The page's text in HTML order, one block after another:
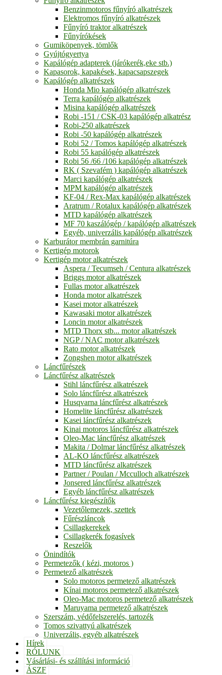
Benzinmotoros fűnyíró alkatrészek
Elektromos fűnyíró alkatrészek
Fűnyíró traktor alkatrészek
Fűnyírókések
Gumiköpenyek, tömlők
Gyújtógyertya
Kapálógép adapterek (járókerék,eke stb.)
Kapasorok, kapakések, kapacsapszegek
Kapálógép alkatrészek
Honda Mio kapálógép alkatrészek
Terra kapálógép alkatrészek
Misina kapálógép alkatrészek
Robi -151 / CSK-03 kapálógép alkatrész
Robi-250 alkatrészek
Robi -50 kapálógép alkatrészek
Robi 52 / Tomos kapálógép alkatrészek
Robi 55 kapálógép alkatrészek
Robi 56 /66 /106 kapálógép alkatrészek
RK ( Szevafém ) kapálógép alkatrészek
Marci kapálógép alkatrészek
MPM kapálógép alkatrészek
KF-04 / Rex-Max kapálógép alkatrészek
Aratrum / Rotalux kapálógép alkatrészek
MTD kapálógép alkatrészek
MF 70 kaszálógép / kapálógép alkatrészek
Egyéb, univerzális kapálógép alkatrészek
Karburátor membrán garnitúra
Kertigép motorok
Kertigép motor alkatrészek
Aspera / Tecumseh / Centura alkatrészek
Briggs motor alkatrészek
Fullas motor alkatrészek
Honda motor alkatrészek
Kasei motor alkatrészek
Kawasaki motor alkatrészek
Loncin motor alkatrészek
MTD Thorx stb... motor alkatrészek
NGP / NAC motor alkatrészek
Rato motor alkatrészek
Zongshen motor alkatrészek
Láncfűrészek
Láncfűrész alkatrészek
Stihl láncfűrész alkatrészek
Solo láncfűrész alkatrészek
Husqvarna láncfűrész alkatrészek
Homelite láncfűrész alkatrészek
Kasei láncfűrész alkatrészek
Kinai motoros láncfűrész alkatrészek
Oleo-Mac láncfűrész alkatrészek
Makita / Dolmar láncfűrész alkatrészek
AL-KO láncfűrész alkatrészek
MTD láncfűrész alkatrészek
Partner / Poulan / Mcculloch alkatrészek
Jonsered láncfűrész alkatrészek
Egyéb láncfűrész alkatrészek
Láncfűrész kiegészítők
Vezetőlemezek, szettek
Fűrészláncok
Csillagkerekek
Csillagkerék fogasívek
Reszelők
Önindítók
Permetezők ( kézi, motoros )
Permetező alkatrészek
Solo motoros permetező alkatrészek
Kínai motoros permetező alkatrészek
Oleo-Mac motoros permetező alkatrészek
Maruyama permetező alkatrészek
Szerszám, védőfelszerelés, tartozék
Tomos szivattyú alkatrészek
Univerzális, egyéb alkatrészek
Hírek
RÓLUNK
Vásárlási- és szállítási információ
ÁSZF